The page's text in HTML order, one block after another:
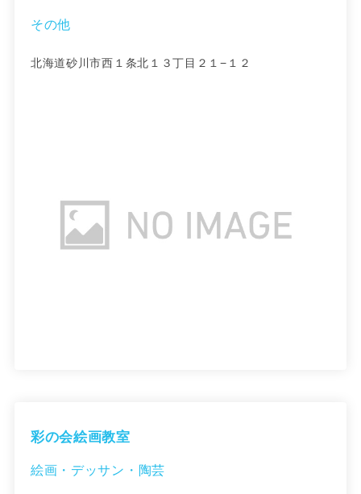
その他
北海道砂川市西１条北１３丁目２１−１２
彩の会絵画教室
絵画・デッサン・陶芸